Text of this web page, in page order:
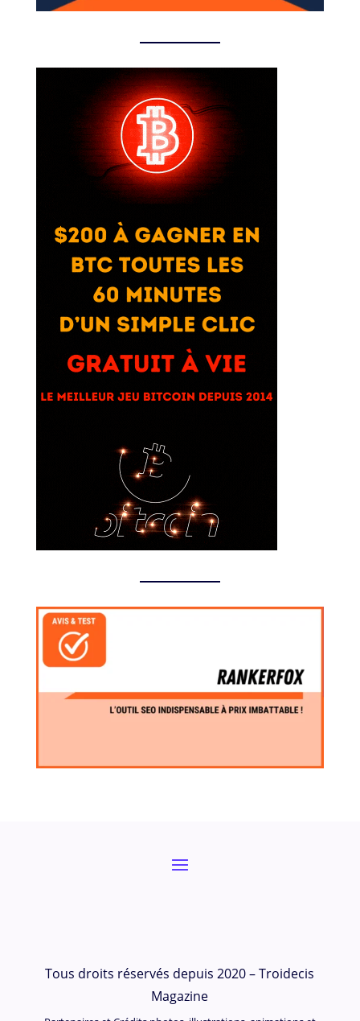
Tous droits réservés depuis 2020 – Troidecis
Magazine